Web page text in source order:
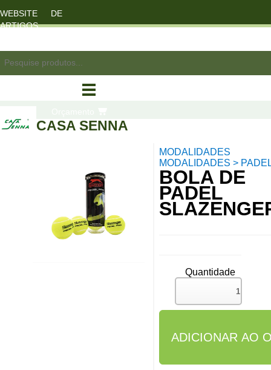
WEBSITE DE
ARTIGOS
CASA SENNA
MODALIDADES
MODALIDADES >
BOLA DE
PADEL
Quantidade